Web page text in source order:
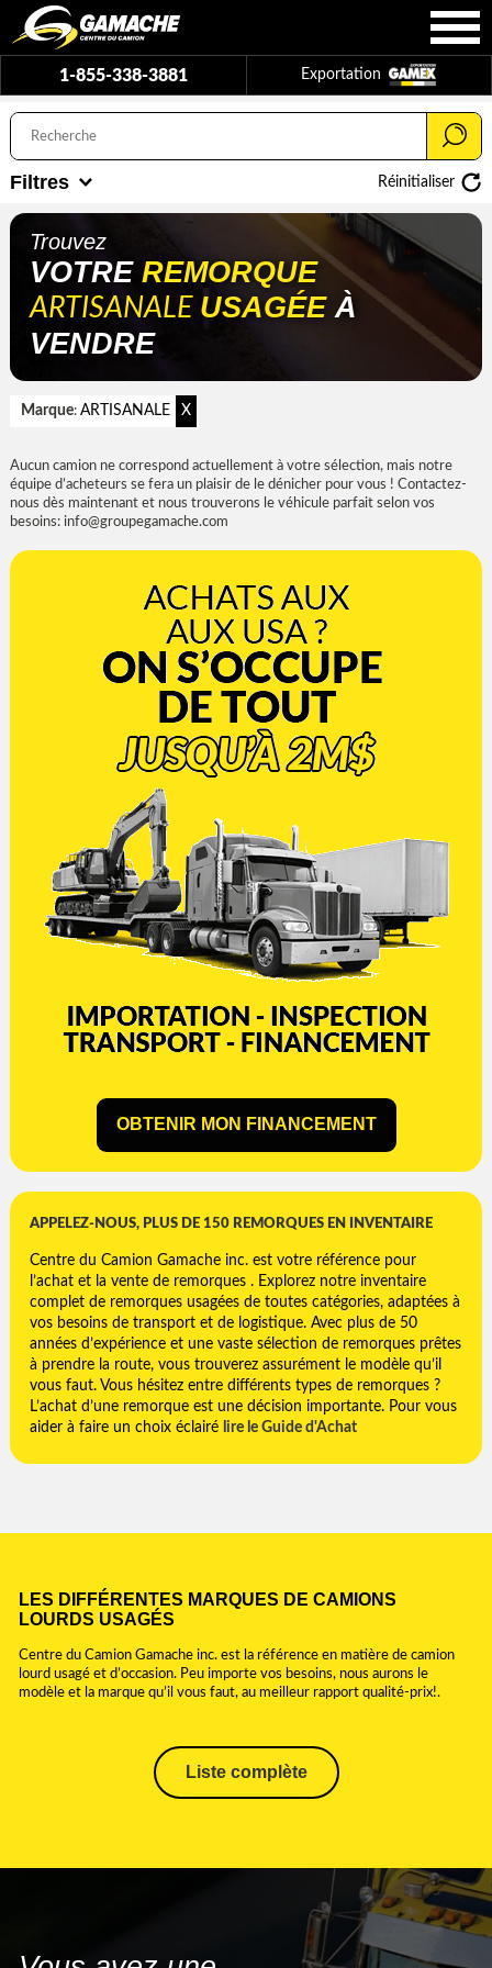
1-855-338-3881 Exportation
Filtres Réinitialiser
Trouvez
VOTRE REMORQUE
ARTISANALE USAGÉEÀ
VENDRE
Marque: ARTISANALE X
Aucun camion ne correspond actuellement à votre sélection, mais notre
équipe d’acheteurs se fera un plaisir de le dénicher pour vous ! Contactez-
nous dès maintenant et nous trouverons le véhicule parfait selon vos
besoins: info@groupegamache.com
OBTENIR MON FINANCEMENT
APPELEZ-NOUS, PLUS DE 150 REMORQUES EN INVENTAIRE
Centre du Camion Gamache inc. est votre référence pour
l’achat et la vente de remorques . Explorez notre inventaire
complet de remorques usagées de toutes catégories, adaptées à
vos besoins de transport et de logistique. Avec plus de 50
années d’expérience et une vaste sélection de remorques prêtes
à prendre la route, vous trouverez assurément le modèle qu’il
vous faut. Vous hésitez entre différents types de remorques ?
L’achat d’une remorque est une décision importante. Pour vous
aider à faire un choix éclairé lire le Guide d'Achat
LES DIFFÉRENTES MARQUES DE CAMIONS
LOURDS USAGÉS
Centre du Camion Gamache inc. est la référence en matière de camion
lourd usagé et d’occasion. Peu importe vos besoins, nous aurons le
modèle et la marque qu’il vous faut, au meilleur rapport qualité-prix!.
Liste complète
DELOUPE